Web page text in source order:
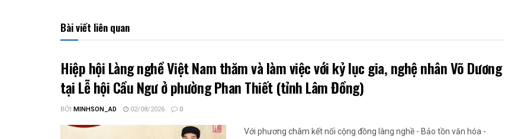
Bài viết liên quan
Hiệp hội Làng nghề Việt Nam thăm và làm việc với kỷ lục gia, nghệ nhân Võ Dương
tại Lễ hội Cầu Ngư ở phường Phan Thiết (tỉnh Lâm Đồng)
BỞI MINHSON_AD 02/08/2026 0
Với phương châm kết nối cộng đồng làng nghề - Bảo tồn văn hóa -